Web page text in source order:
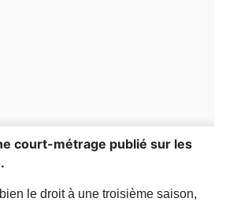
court-métrage publié sur les
le droit à une troisième saison,